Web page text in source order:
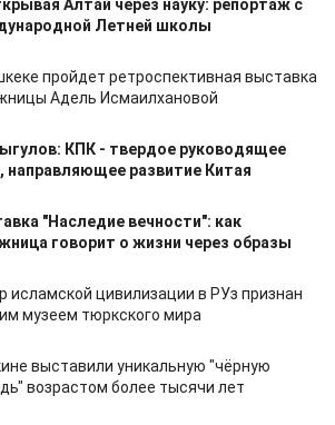
Алтай через науку: репортаж с
Летней школы
пройдет ретроспективная выставка
Адель Исмаилхановой
КПК - твердое руководящее
направляющее развитие Китая
"Наследие вечности": как
говорит о жизни через образы
исламской цивилизации в РУз признан
музеем тюркского мира
выставили уникальную "чёрную
возрастом более тысячи лет